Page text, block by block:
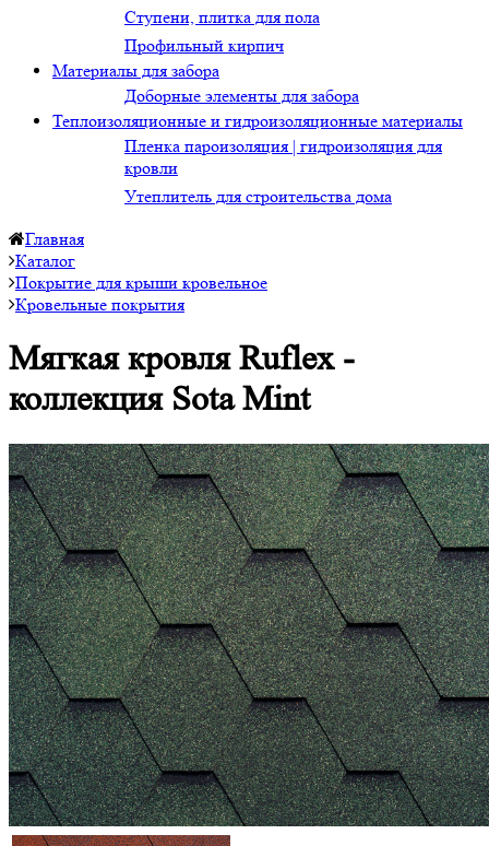
Ступени, плитка для пола
Профильный кирпич
Материалы для забора
Доборные элементы для забора
Теплоизоляционные и гидроизоляционные материалы
Пленка пароизоляция | гидроизоляция для
кровли
Утеплитель для строительства дома
Главная
Каталог
Покрытие для крыши кровельное
Кровельные покрытия
Мягкая кровля Ruflex -
коллекция Sota Mint